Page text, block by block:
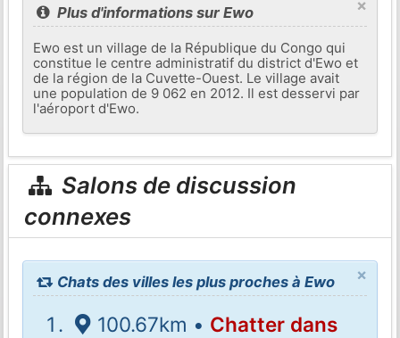
×
Plus d'informations sur Ewo
Ewo est un village de la République du Congo qui
constitue le centre administratif du district d'Ewo et
de la région de la Cuvette-Ouest. Le village avait
une population de 9 062 en 2012. Il est desservi par
l'aéroport d'Ewo.
Salons de discussion
connexes
×
Chats des villes les plus proches à Ewo
100.67km • Chatter dans